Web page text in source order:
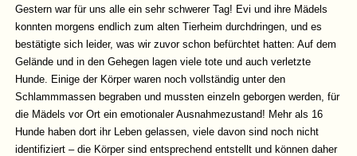
Gestern war für uns alle ein sehr schwerer Tag! Evi und ihre Mädels
konnten morgens endlich zum alten Tierheim durchdringen, und es
bestätigte sich leider, was wir zuvor schon befürchtet hatten: Auf dem
Gelände und in den Gehegen lagen viele tote und auch verletzte
Hunde. Einige der Körper waren noch vollständig unter den
Schlammmassen begraben und mussten einzeln geborgen werden, für
die Mädels vor Ort ein emotionaler Ausnahmezustand! Mehr als 16
Hunde haben dort ihr Leben gelassen, viele davon sind noch nicht
identifiziert – die Körper sind entsprechend entstellt und können daher